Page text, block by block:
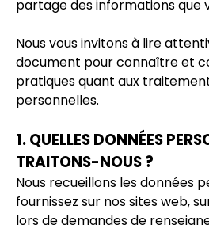
partage des informations que
Nous vous invitons à lire
document pour connaître et
pratiques quant aux
personnelles.
1. QUELLES DONNÉES
TRAITONS-NOUS ?
Nous recueillons les données
fournissez sur nos sites web,
lors de demandes de